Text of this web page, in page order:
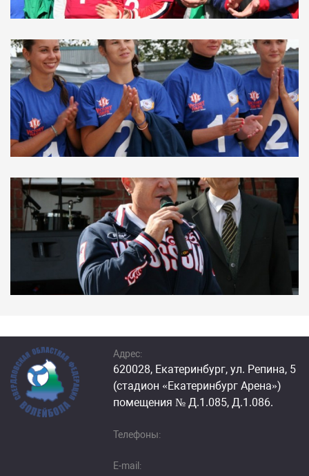
Адрес:
620028, Екатеринбург, ул. Репина, 5
(стадион «Екатеринбург Арена»)
помещения № Д.1.085, Д.1.086.
Телефоны:
E-mail: